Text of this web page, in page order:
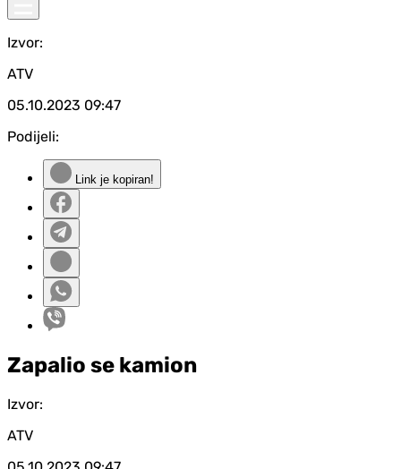
Izvor:
ATV
05.10.2023 09:47
Podijeli:
Link je kopiran!
Zapalio se kamion
Izvor:
ATV